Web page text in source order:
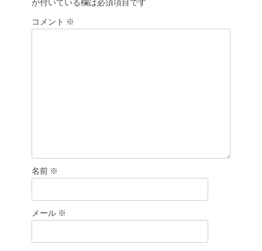
ー
シ
が付いている欄は必須項目です
コメント ※
名前 ※
メール ※